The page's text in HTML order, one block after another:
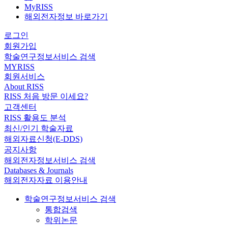
MyRISS
해외전자정보 바로가기
로그인
회원가입
학술연구정보서비스 검색
MYRISS
회원서비스
About RISS
RISS 처음 방문 이세요?
고객센터
RISS 활용도 분석
최신/인기 학술자료
해외자료신청(E-DDS)
공지사항
해외전자정보서비스 검색
Databases & Journals
해외전자자료 이용안내
학술연구정보서비스 검색
통합검색
학위논문